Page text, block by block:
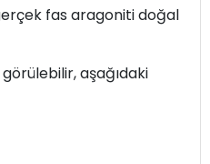
fas aragoniti doğal
aşağıdaki